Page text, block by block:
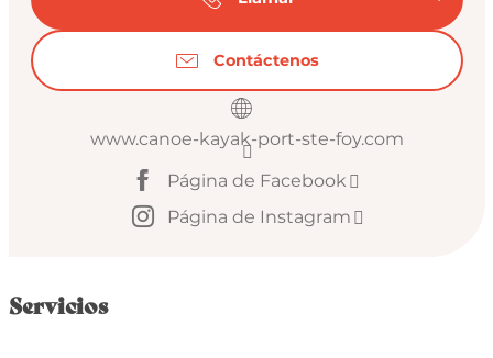
Contáctenos
www.canoe-kayak-port-ste-foy.com
Página de Facebook
Página de Instagram
Servicios